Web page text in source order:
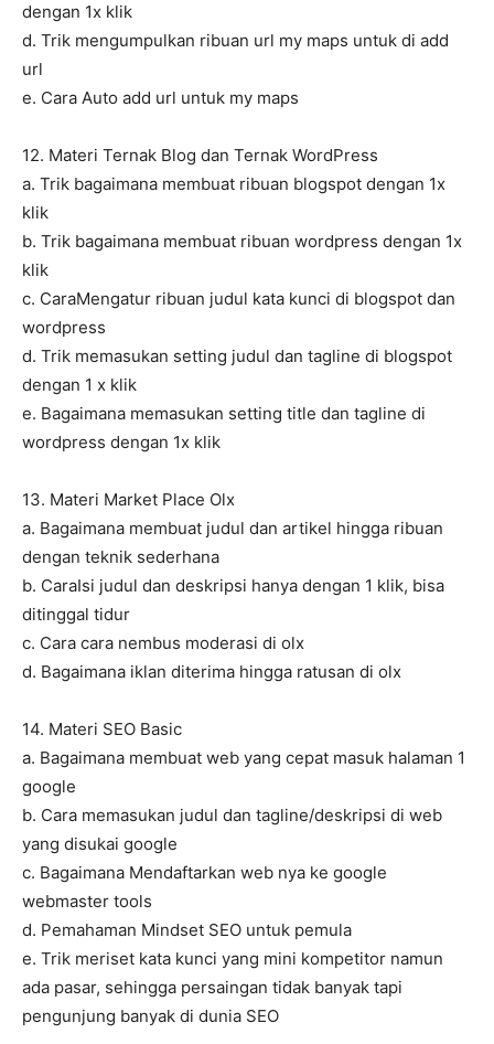
dengan 1x klik
d. Trik mengumpulkan ribuan url my maps untuk di add
url
e. Cara Auto add url untuk my maps
12. Materi Ternak Blog dan Ternak WordPress
a. Trik bagaimana membuat ribuan blogspot dengan 1x
klik
b. Trik bagaimana membuat ribuan wordpress dengan 1x
klik
c. CaraMengatur ribuan judul kata kunci di blogspot dan
wordpress
d. Trik memasukan setting judul dan tagline di blogspot
dengan 1 x klik
e. Bagaimana memasukan setting title dan tagline di
wordpress dengan 1x klik
13. Materi Market Place Olx
a. Bagaimana membuat judul dan artikel hingga ribuan
dengan teknik sederhana
b. CaraIsi judul dan deskripsi hanya dengan 1 klik, bisa
ditinggal tidur
c. Cara cara nembus moderasi di olx
d. Bagaimana iklan diterima hingga ratusan di olx
14. Materi SEO Basic
a. Bagaimana membuat web yang cepat masuk halaman 1
google
b. Cara memasukan judul dan tagline/deskripsi di web
yang disukai google
c. Bagaimana Mendaftarkan web nya ke google
webmaster tools
d. Pemahaman Mindset SEO untuk pemula
e. Trik meriset kata kunci yang mini kompetitor namun
ada pasar, sehingga persaingan tidak banyak tapi
pengunjung banyak di dunia SEO